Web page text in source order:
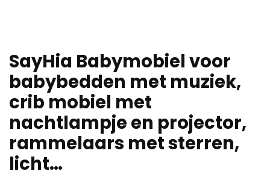
SayHia Babymobiel voor
babybedden met muziek,
crib mobiel met
nachtlampje en projector,
rammelaars met sterren,
licht…